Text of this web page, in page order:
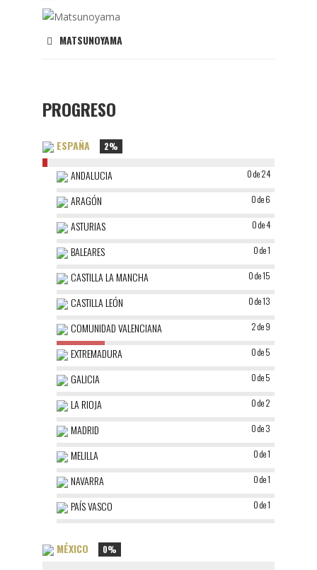
MATSUNOYAMA
PROGRESO
ESPAÑA 2%
ANDALUCIA 0 de 24
ARAGÓN 0 de 6
ASTURIAS 0 de 4
BALEARES 0 de 1
CASTILLA LA MANCHA 0 de 15
CASTILLA LEÓN 0 de 13
COMUNIDAD VALENCIANA 2 de 9
EXTREMADURA 0 de 5
GALICIA 0 de 5
LA RIOJA 0 de 2
MADRID 0 de 3
MELILLA 0 de 1
NAVARRA 0 de 1
PAÍS VASCO 0 de 1
MÉXICO 0%